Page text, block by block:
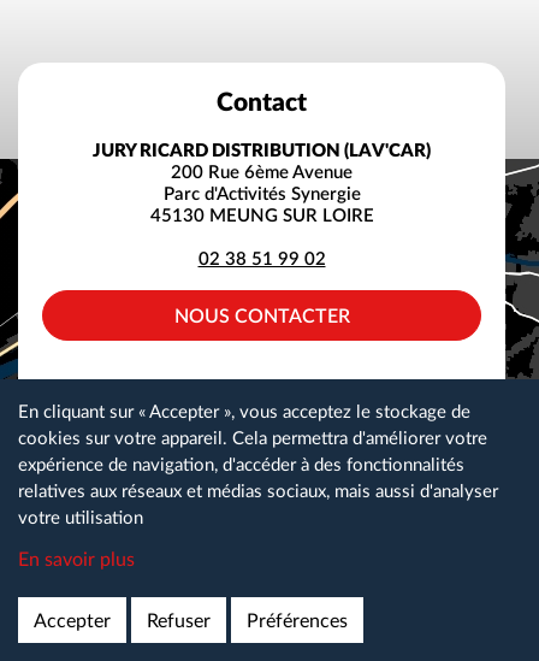
Contact
JURY RICARD DISTRIBUTION (LAV'CAR)
200 Rue 6ème Avenue
Parc d'Activités Synergie
45130 MEUNG SUR LOIRE
02 38 51 99 02
NOUS CONTACTER
Plan du site Gestion des cookies
Nos partenaires
Espace téléchargement
Réalisationads-COM
En cliquant sur « Accepter », vous acceptez le stockage de
cookies sur votre appareil. Cela permettra d'améliorer votre
expérience de navigation, d'accéder à des fonctionnalités
relatives aux réseaux et médias sociaux, mais aussi d'analyser
votre utilisation
En savoir plus
Accepter Refuser Préférences